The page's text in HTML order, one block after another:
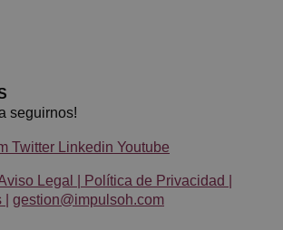
seguirnos!
Twitter Linkedin Youtube
Legal | Política de Privacidad |
| gestion@impulsoh.com